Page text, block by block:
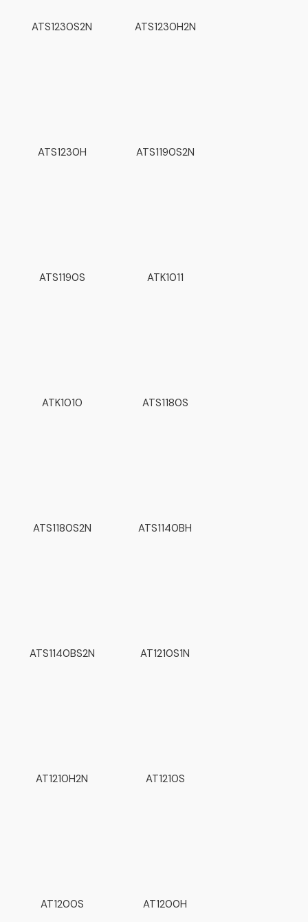
ATS1230S2N ATS1230H2N
ATS1230H ATS1190S2N
ATS1190S ATK1011
ATK1010 ATS1180S
ATS1180S2N ATS1140BH
ATS1140BS2N AT1210S1N
AT1210H2N AT1210S
AT1200S AT1200H